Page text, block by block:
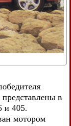
в
и 405.
мотором